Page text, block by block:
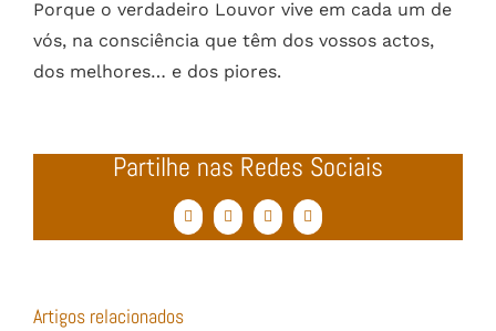
Porque o verdadeiro Louvor vive em cada um de
vós, na consciência que têm dos vossos actos,
dos melhores… e dos piores.
Partilhe nas Redes Sociais
FacebookTwitterWhatsApp
Email
(necessário
Artigos relacionados